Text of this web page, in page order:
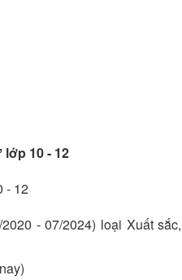
10 - 12
- 12
- 07/2024) loại Xuất sắc,